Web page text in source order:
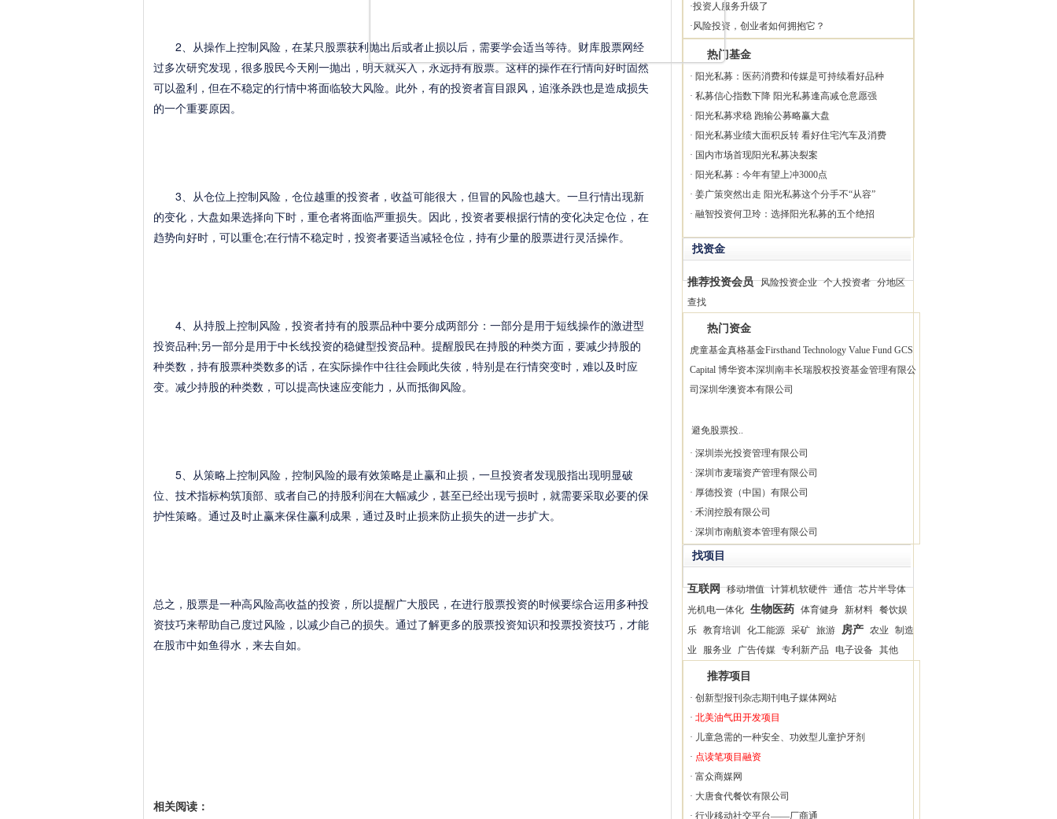
2、从操作上控制风险，在某只股票获利抛出后或者止损以后，需要学会适当等待。财库股票网经
过多次研究发现，很多股民今天刚一抛出，明天就买入，永远持有股票。这样的操作在行情向好时固然
可以盈利，但在不稳定的行情中将面临较大风险。此外，有的投资者盲目跟风，追涨杀跌也是造成损失
的一个重要原因。
3、从仓位上控制风险，仓位越重的投资者，收益可能很大，但冒的风险也越大。一旦行情出现新
的变化，大盘如果选择向下时，重仓者将面临严重损失。因此，投资者要根据行情的变化决定仓位，在
趋势向好时，可以重仓;在行情不稳定时，投资者要适当减轻仓位，持有少量的股票进行灵活操作。
4、从持股上控制风险，投资者持有的股票品种中要分成两部分：一部分是用于短线操作的激进型
投资品种;另一部分是用于中长线投资的稳健型投资品种。提醒股民在持股的种类方面，要减少持股的
种类数，持有股票种类数多的话，在实际操作中往往会顾此失彼，特别是在行情突变时，难以及时应
变。减少持股的种类数，可以提高快速应变能力，从而抵御风险。
5、从策略上控制风险，控制风险的最有效策略是止赢和止损，一旦投资者发现股指出现明显破
位、技术指标构筑顶部、或者自己的持股利润在大幅减少，甚至已经出现亏损时，就需要采取必要的保
护性策略。通过及时止赢来保住赢利成果，通过及时止损来防止损失的进一步扩大。
总之，股票是一种高风险高收益的投资，所以提醒广大股民，在进行股票投资的时候要综合运用多种投
资技巧来帮助自己度过风险，以减少自己的损失。通过了解更多的股票投资知识和投票投资技巧，才能
在股市中如鱼得水，来去自如。
相关阅读：
·投资人服务升级了
·风险投资，创业者如何拥抱它？
热门基金
· 阳光私募：医药消费和传媒是可持续看好品种
· 私募信心指数下降 阳光私募逢高减仓意愿强
· 阳光私募求稳 跑输公募略赢大盘
· 阳光私募业绩大面积反转 看好住宅汽车及消费
· 国内市场首现阳光私募决裂案
· 阳光私募：今年有望上冲3000点
· 姜广策突然出走 阳光私募这个分手不“从容”
· 融智投资何卫玲：选择阳光私募的五个绝招
找资金
推荐投资会员 风险投资企业 个人投资者 分地区
查找
热门资金
虎童基金真格基金Firsthand Technology Value Fund GCS
Capital 博华资本深圳南丰长瑞股权投资基金管理有限公
司 深圳华澳资本有限公司
避免股票投..
· 深圳崇光投资管理有限公司
· 深圳市麦瑞资产管理有限公司
· 厚德投资（中国）有限公司
· 禾润控股有限公司
· 深圳市南航资本管理有限公司
找项目
互联网 移动增值 计算机软硬件 通信 芯片半导体
光机电一体化 生物医药 体育健身 新材料 餐饮娱
乐 教育培训 化工能源 采矿 旅游 房产 农业
制造
业
服务业 广告传媒 专利新产品 电子设备 其他
推荐项目
· 创新型报刊杂志期刊电子媒体网站
· 北美油气田开发项目
· 儿童急需的一种安全、功效型儿童护牙剂
· 点读笔项目融资
· 富众商媒网
· 大唐食代餐饮有限公司
· 行业移动社交平台——厂商通